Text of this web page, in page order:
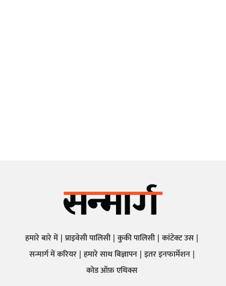
हमारे बारे में प्राइवेसी पालिसी कुकी पालिसी कांटेक्ट उस
सन्मार्ग में करियर हमारे साथ बिज्ञापन इतर इनफार्मेशन
कोड ऑफ़ एथिक्स